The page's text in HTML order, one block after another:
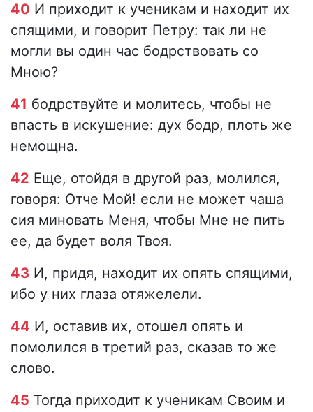
40 И приходит к ученикам и находит их
спящими, и говорит Петру: так ли не
могли вы один час бодрствовать со
Мною?
41 бодрствуйте и молитесь, чтобы не
впасть в искушение: дух бодр, плоть же
немощна.
42 Еще, отойдя в другой раз, молился,
говоря: Отче Мой! если не может чаша
сия миновать Меня, чтобы Мне не пить
ее, да будет воля Твоя.
43 И, придя, находит их опять спящими,
ибо у них глаза отяжелели.
44 И, оставив их, отошел опять и
помолился в третий раз, сказав то же
слово.
45 Тогда приходит к ученикам Своим и